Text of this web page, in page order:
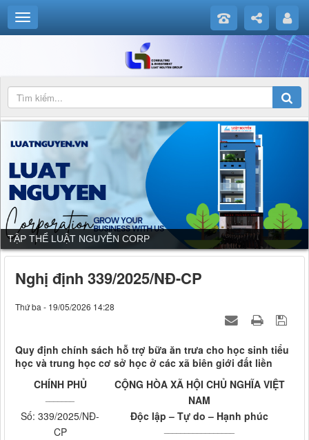
TẬP THỂ LUẬT NGUYỄN CORP
Nghị định 339/2025/NĐ-CP
Thứ ba - 19/05/2026 14:28
Quy định chính sách hỗ trợ bữa ăn trưa cho học sinh tiểu
học và trung học cơ sở học ở các xã biên giới đất liền
CHÍNH PHỦ
Số: 339/2025/NĐ-
CP
CỘNG HÒA XÃ HỘI CHỦ NGHĨA VIỆT
NAM
Độc lập – Tự do – Hạnh phúc